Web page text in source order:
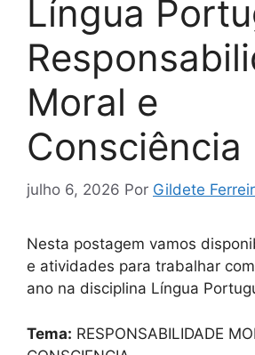
Língua
Moral e
Consciência
julho 6, 2026 Por Gildete
Nesta postagem vamos
e atividades para trabalhar
ano na disciplina Língua
Tema: RESPONSABILIDADE